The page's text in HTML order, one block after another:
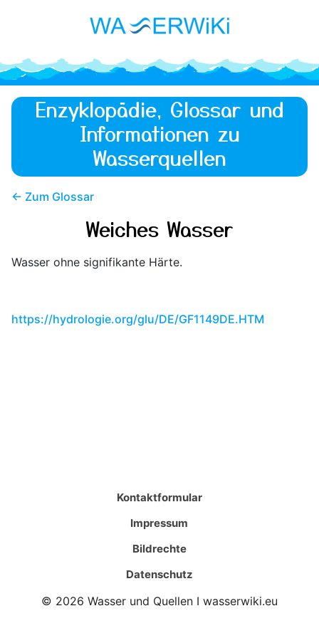
Enzyklopädie, Glossar und
Informationen zu
Wasserquellen
← Zum Glossar
Weiches Wasser
Wasser ohne signifikante Härte.
https://hydrologie.org/glu/DE/GF1149DE.HTM
Kontaktformular
Impressum
Bildrechte
Datenschutz
© 2026 Wasser und Quellen I wasserwiki.eu